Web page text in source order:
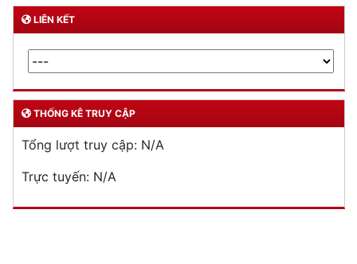
LIÊN KẾT
THỐNG KÊ TRUY CẬP
Tổng lượt truy cập: N/A
Trực tuyến: N/A